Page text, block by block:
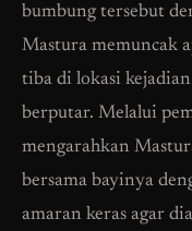
bumbung tersebut
Mastura memuncak
tiba di lokasi
berputar. Melalui
mengarahkan
bersama bayinya
amaran keras agar